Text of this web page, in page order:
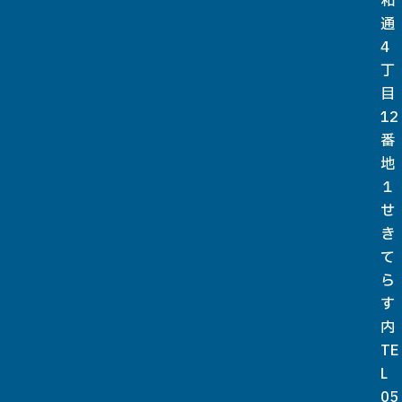
通
4
丁
目
12
番
地
１
せ
き
て
ら
す
内
TE
L